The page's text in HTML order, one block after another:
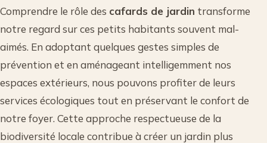
Comprendre le rôle des cafards de jardin transforme
notre regard sur ces petits habitants souvent mal-
aimés. En adoptant quelques gestes simples de
prévention et en aménageant intelligemment nos
espaces extérieurs, nous pouvons profiter de leurs
services écologiques tout en préservant le confort de
notre foyer. Cette approche respectueuse de la
biodiversité locale contribue à créer un jardin plus